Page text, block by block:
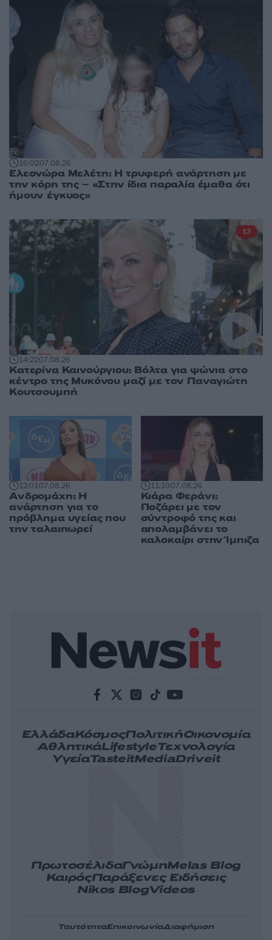
16:0207.08.26
Ελεονώρα Μελέτη: Η τρυφερή ανάρτηση με
την κόρη της – «Στην ίδια παραλία έμαθα ότι
ήμουν έγκυος»
14:2207.08.26
Κατερίνα Καινούργιου: Βόλτα για ψώνια στο
κέντρο της Μυκόνου μαζί με τον Παναγιώτη
Κουτσουμπή
13
12:0107.08.26
Ανδρομάχη: Η
ανάρτηση για το
πρόβλημα υγείας που
την ταλαιπωρεί
11:1007.08.26
Κιάρα Φεράνι:
Ποζάρει με τον
σύντροφό της και
απολαμβάνει το
καλοκαίρι στην Ίμπιζα
ΕλλάδαΚόσμοςΠολιτικήΟικονομία
ΑθλητικάLifestyleΤεχνολογία
ΥγείαTasteitMediaDriveit
ΠρωτοσέλιδαΓνώμηMelas Blog
ΚαιρόςΠαράξενες Ειδήσεις
Nikos BlogVideos
ΤαυτότηταΕπικοινωνίαΔιαφήμιση